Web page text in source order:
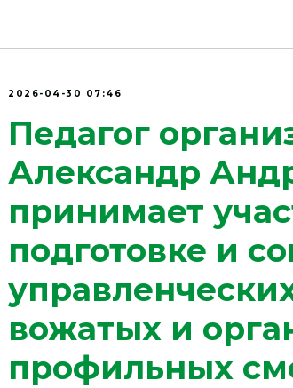
2026-04-30 07:46
Педагог
Александр
принимает
подготовке и
вожатых и
профильных